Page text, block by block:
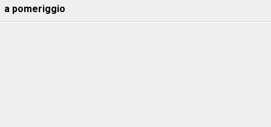
a pomeriggio